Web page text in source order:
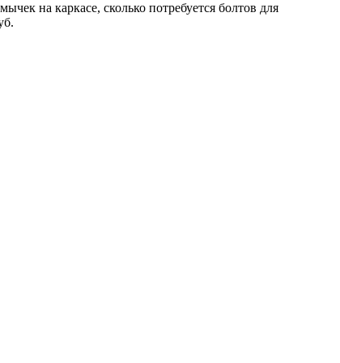
на каркасе, сколько потребуется болтов для